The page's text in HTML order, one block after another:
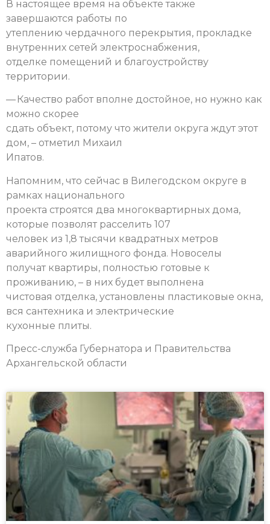
В настоящее время на объекте также
завершаются работы по
утеплению чердачного перекрытия, прокладке
внутренних сетей электроснабжения,
отделке помещений и благоустройству
территории.
— Качество работ вполне достойное, но нужно как
можно скорее
сдать объект, потому что жители округа ждут этот
дом, – отметил Михаил
Ипатов.
Напомним, что сейчас в Вилегодском округе в
рамках национального
проекта строятся два многоквартирных дома,
которые позволят расселить 107
человек из 1,8 тысячи квадратных метров
аварийного жилищного фонда. Новоселы
получат квартиры, полностью готовые к
проживанию, – в них будет выполнена
чистовая отделка, установлены пластиковые окна,
вся сантехника и электрические
кухонные плиты.
Пресс-служба Губернатора и Правительства
Архангельской области